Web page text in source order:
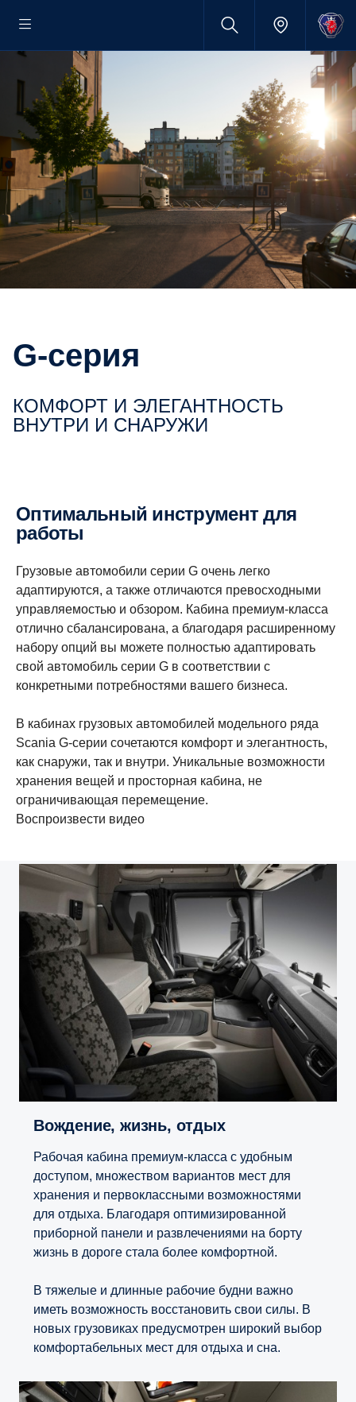
G-серия
КОМФОРТ И ЭЛЕГАНТНОСТЬ
ВНУТРИ И СНАРУЖИ
Оптимальный инструмент для
работы
Грузовые автомобили серии G очень легко
адаптируются, а также отличаются превосходными
управляемостью и обзором. Кабина премиум-класса
отлично сбалансирована, а благодаря расширенному
набору опций вы можете полностью адаптировать
свой автомобиль серии G в соответствии с
конкретными потребностями вашего бизнеса.
В кабинах грузовых автомобилей модельного ряда
Scania G-серии сочетаются комфорт и элегантность,
как снаружи, так и внутри. Уникальные возможности
хранения вещей и просторная кабина, не
ограничивающая перемещение.
Воспроизвести видео
Вождение, жизнь, отдых
Рабочая кабина премиум-класса с удобным
доступом, множеством вариантов мест для
хранения и первоклассными возможностями
для отдыха. Благодаря оптимизированной
приборной панели и развлечениями на борту
жизнь в дороге стала более комфортной.
В тяжелые и длинные рабочие будни важно
иметь возможность восстановить свои силы. В
новых грузовиках предусмотрен широкий выбор
комфортабельных мест для отдыха и сна.